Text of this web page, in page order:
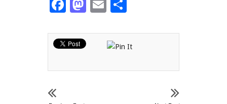
Facebook
Mastodon
Email